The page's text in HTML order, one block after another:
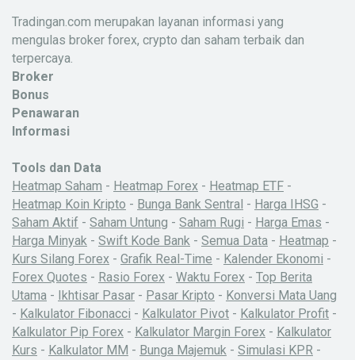
Tradingan.com merupakan layanan informasi yang
mengulas broker forex, crypto dan saham terbaik dan
terpercaya.
Broker
Bonus
Penawaran
Informasi
Tools dan Data
Heatmap Saham - Heatmap Forex - Heatmap ETF -
Heatmap Koin Kripto - Bunga Bank Sentral - Harga IHSG -
Saham Aktif - Saham Untung - Saham Rugi - Harga Emas -
Harga Minyak - Swift Kode Bank - Semua Data - Heatmap -
Kurs Silang Forex - Grafik Real-Time - Kalender Ekonomi -
Forex Quotes - Rasio Forex - Waktu Forex - Top Berita
Utama - Ikhtisar Pasar - Pasar Kripto - Konversi Mata Uang
- Kalkulator Fibonacci - Kalkulator Pivot - Kalkulator Profit -
Kalkulator Pip Forex - Kalkulator Margin Forex - Kalkulator
Kurs - Kalkulator MM - Bunga Majemuk - Simulasi KPR -